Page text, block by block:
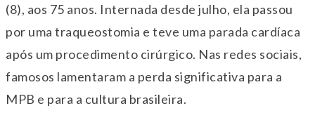
(8), aos 75 anos. Internada desde julho, ela passou
por uma traqueostomia e teve uma parada cardíaca
após um procedimento cirúrgico. Nas redes sociais,
famosos lamentaram a perda significativa para a
MPB e para a cultura brasileira.